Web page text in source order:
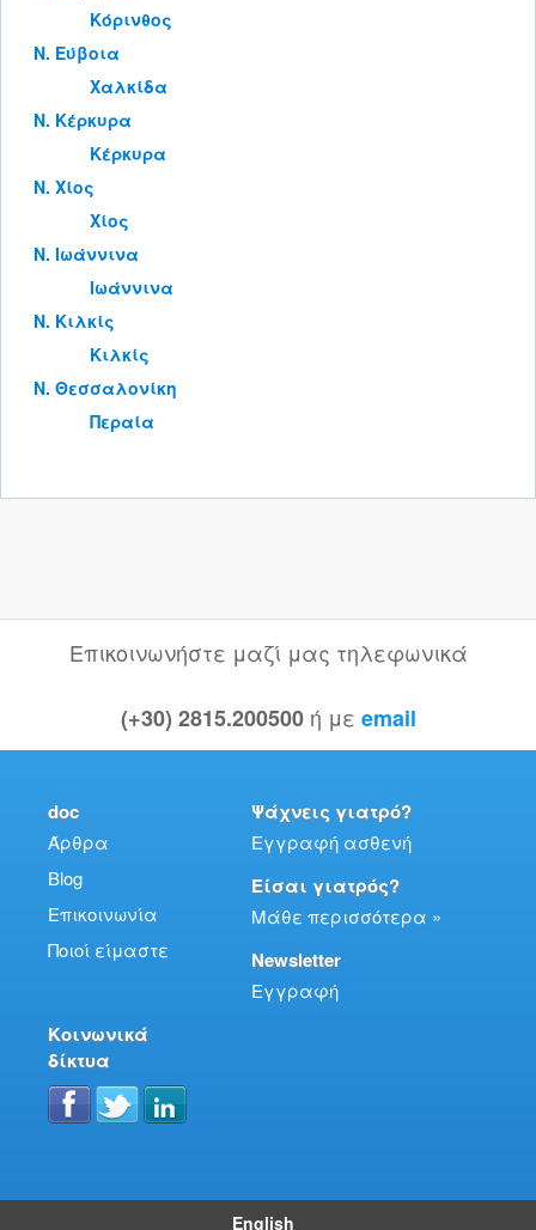
Κόρινθος
Ν. Εύβοια
Χαλκίδα
Ν. Κέρκυρα
Κέρκυρα
Ν. Χίος
Χίος
Ν. Ιωάννινα
Ιωάννινα
Ν. Κιλκίς
Κιλκίς
Ν. Θεσσαλονίκη
Περαία
Επικοινωνήστε μαζί μας τηλεφωνικά
(+30) 2815.200500 ή με email
doc
Άρθρα
Blog
Επικοινωνία
Ποιοί είμαστε
Ψάχνεις γιατρό?
Εγγραφή ασθενή
Είσαι γιατρός?
Μάθε περισσότερα »
Newsletter
Εγγραφή
Κοινωνικά
δίκτυα
English